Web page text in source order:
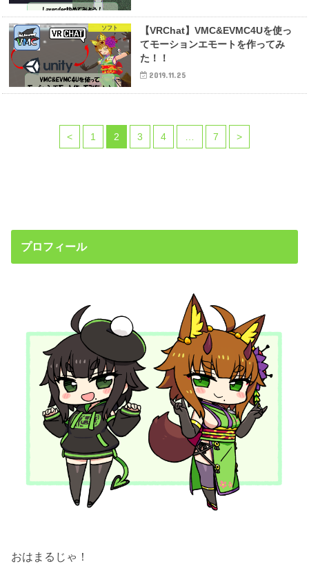
ソフト
【VRChat】VMC&EVMC4Uを使っ
てモーションエモートを作ってみ
た！！
2019.11.25
< 1 2 3 4 … 7 >
プロフィール
おはまるじゃ！